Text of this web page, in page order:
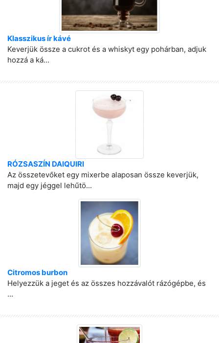
Klasszikus ír kávé
Keverjük össze a cukrot és a whiskyt egy pohárban, adjuk
hozzá a ká...
RÓZSASZÍN DAIQUIRI
Az összetevőket egy mixerbe alaposan össze keverjük,
majd egy jéggel lehűtö...
Citromos burbon
Helyezzük a jeget és az összes hozzávalót rázógépbe, és
...